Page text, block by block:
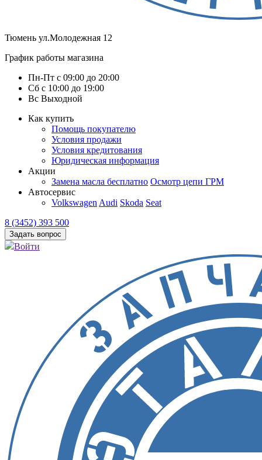
Тюмень ул.Молодежная 12
График работы магазина
Пн-Пт с 09:00 до 20:00
Сб с 10:00 до 19:00
Вс Выходной
Как купить
Помощь покупателю
Условия продажи
Условия кредитования
Юридическая информация
Акции
Замена масла бесплатно Осмотр цепи ГРМ
Автосервис
Volkswagen Audi Skoda Seat
8 (3452) 393 500
Задать вопрос
Войти